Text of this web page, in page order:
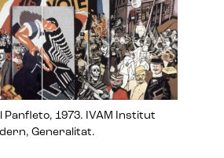
Panfleto, 1973. IVAM Institut
Generalitat.